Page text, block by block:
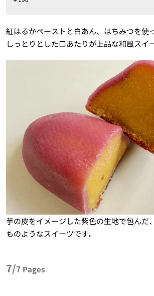
紅はるかペーストと白あん、はちみつを使
しっとりとした口あたりが上品な和風スイ
芋の皮をイメージした紫色の生地で包んだ
ものようなスイーツです。
7/7 Pages